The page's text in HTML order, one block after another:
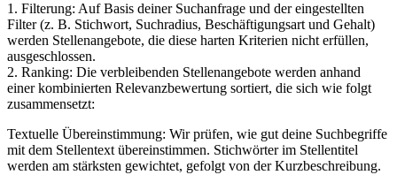
1. Filterung: Auf Basis deiner Suchanfrage und der eingestellten
Filter (z. B. Stichwort, Suchradius, Beschäftigungsart und Gehalt)
werden Stellenangebote, die diese harten Kriterien nicht erfüllen,
ausgeschlossen.
2. Ranking: Die verbleibenden Stellenangebote werden anhand
einer kombinierten Relevanzbewertung sortiert, die sich wie folgt
zusammensetzt:
Textuelle Übereinstimmung: Wir prüfen, wie gut deine Suchbegriffe
mit dem Stellentext übereinstimmen. Stichwörter im Stellentitel
werden am stärksten gewichtet, gefolgt von der Kurzbeschreibung.